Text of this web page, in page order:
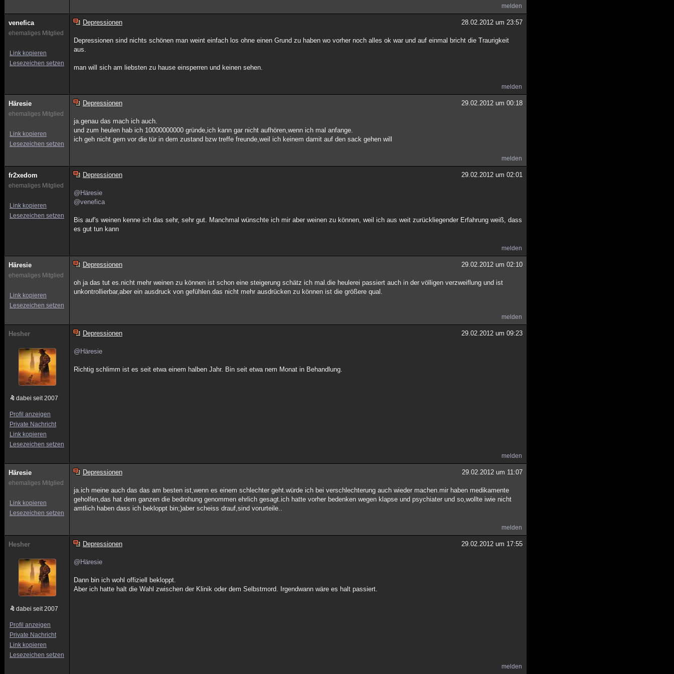
melden
venefica
ehemaliges Mitglied
Link kopieren
Lesezeichen setzen
Depressionen 28.02.2012 um 23:57
Depressionen sind nichts schönen man weint einfach los ohne einen Grund zu haben wo vorher noch alles ok war und auf einmal bricht die Traurigkeit
aus.
man will sich am liebsten zu hause einsperren und keinen sehen.
melden
Häresie
ehemaliges Mitglied
Link kopieren
Lesezeichen setzen
Depressionen 29.02.2012 um 00:18
ja.genau das mach ich auch.
und zum heulen hab ich 10000000000 gründe,ich kann gar nicht aufhören,wenn ich mal anfange.
ich geh nicht gern vor die tür in dem zustand bzw treffe freunde,weil ich keinem damit auf den sack gehen will
melden
fr2xedom
ehemaliges Mitglied
Link kopieren
Lesezeichen setzen
Depressionen 29.02.2012 um 02:01
@Häresie
@venefica
Bis auf's weinen kenne ich das sehr, sehr gut. Manchmal wünschte ich mir aber weinen zu können, weil ich aus weit zurückliegender Erfahrung weiß, dass
es gut tun kann
melden
Häresie
ehemaliges Mitglied
Link kopieren
Lesezeichen setzen
Depressionen 29.02.2012 um 02:10
oh ja das tut es.nicht mehr weinen zu können ist schon eine steigerung schätz ich mal.die heulerei passiert auch in der völligen verzweiflung und ist
unkontrollierbar,aber ein ausdruck von gefühlen.das nicht mehr ausdrücken zu können ist die größere qual.
melden
Hesher
dabei seit 2007
Profil anzeigen
Private Nachricht
Link kopieren
Lesezeichen setzen
Depressionen 29.02.2012 um 09:23
@Häresie
Richtig schlimm ist es seit etwa einem halben Jahr. Bin seit etwa nem Monat in Behandlung.
melden
Häresie
ehemaliges Mitglied
Link kopieren
Lesezeichen setzen
Depressionen 29.02.2012 um 11:07
ja.ich meine auch das das am besten ist,wenn es einem schlechter geht.würde ich bei verschlechterung auch wieder machen.mir haben medikamente
geholfen,das hat dem ganzen die bedrohung genommen ehrlich gesagt.ich hatte vorher bedenken wegen klapse und psychiater und so,wollte iwie nicht
amtlich haben dass ich bekloppt bin;)aber scheiss drauf,sind vorurteile..
melden
Hesher
dabei seit 2007
Profil anzeigen
Private Nachricht
Link kopieren
Lesezeichen setzen
Depressionen 29.02.2012 um 17:55
@Häresie
Dann bin ich wohl offiziell bekloppt.
Aber ich hatte halt die Wahl zwischen der Klinik oder dem Selbstmord. Irgendwann wäre es halt passiert.
melden